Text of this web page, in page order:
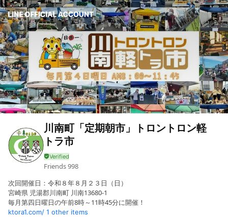
川南町「定期朝市」トロントロン軽
トラ市
Friends998
次回開催日：令和８年８月２３日（日）
宮崎県 児湯郡川南町 川南13680-1
毎月第四日曜日の午前8時～11時45分に開催！
ktora1.com/ 1 other items